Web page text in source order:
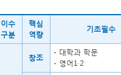
이수
구분
핵심
역량
기초필수
창조
- 대학과 학문
- 영어1·2